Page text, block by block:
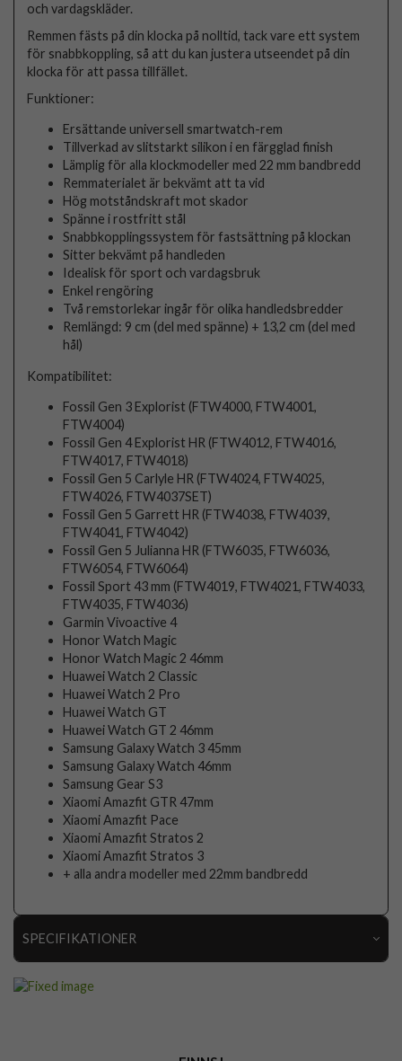
och vardagskläder.
Remmen fästs på din klocka på nolltid, tack vare ett system
för snabbkoppling, så att du kan justera utseendet på din
klocka för att passa tillfället.
Funktioner:
Ersättande universell smartwatch-rem
Tillverkad av slitstarkt silikon i en färgglad finish
Lämplig för alla klockmodeller med 22 mm bandbredd
Remmaterialet är bekvämt att ta vid
Hög motståndskraft mot skador
Spänne i rostfritt stål
Snabbkopplingssystem för fastsättning på klockan
Sitter bekvämt på handleden
Idealisk för sport och vardagsbruk
Enkel rengöring
Två remstorlekar ingår för olika handledsbredder
Remlängd: 9 cm (del med spänne) + 13,2 cm (del med
hål)
Kompatibilitet:
Fossil Gen 3 Explorist (FTW4000, FTW4001,
FTW4004)
Fossil Gen 4 Explorist HR (FTW4012, FTW4016,
FTW4017, FTW4018)
Fossil Gen 5 Carlyle HR (FTW4024, FTW4025,
FTW4026, FTW4037SET)
Fossil Gen 5 Garrett HR (FTW4038, FTW4039,
FTW4041, FTW4042)
Fossil Gen 5 Julianna HR (FTW6035, FTW6036,
FTW6054, FTW6064)
Fossil Sport 43 mm (FTW4019, FTW4021, FTW4033,
FTW4035, FTW4036)
Garmin Vivoactive 4
Honor Watch Magic
Honor Watch Magic 2 46mm
Huawei Watch 2 Classic
Huawei Watch 2 Pro
Huawei Watch GT
Huawei Watch GT 2 46mm
Samsung Galaxy Watch 3 45mm
Samsung Galaxy Watch 46mm
Samsung Gear S3
Xiaomi Amazfit GTR 47mm
Xiaomi Amazfit Pace
Xiaomi Amazfit Stratos 2
Xiaomi Amazfit Stratos 3
+ alla andra modeller med 22mm bandbredd
SPECIFIKATIONER